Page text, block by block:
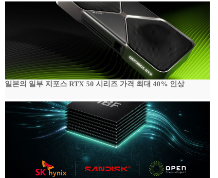
일본의 일부 지포스 RTX 50 시리즈 가격 최대 40% 인상